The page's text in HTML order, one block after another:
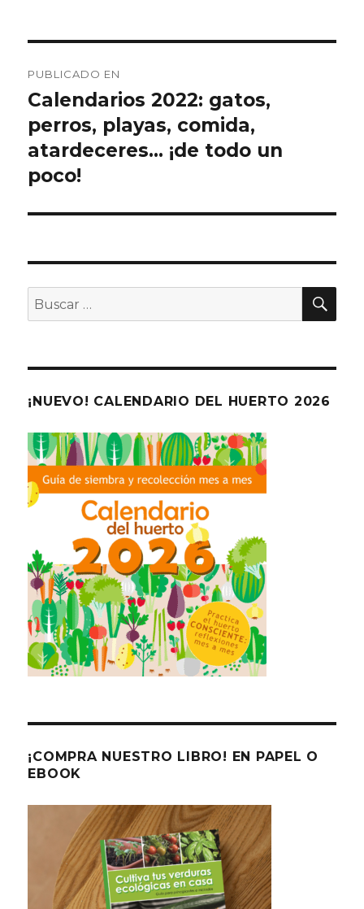
de
entradas
PUBLICADO EN
Calendarios 2022: gatos,
perros, playas, comida,
atardeceres… ¡de todo un
poco!
Buscar
por:
¡NUEVO! CALENDARIO DEL HUERTO 2026
¡COMPRA NUESTRO LIBRO! EN PAPEL O
EBOOK